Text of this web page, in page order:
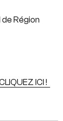
Région
ICI !